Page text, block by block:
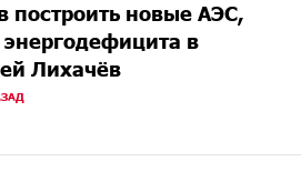
построить новые АЭС,
в
Лихачёв